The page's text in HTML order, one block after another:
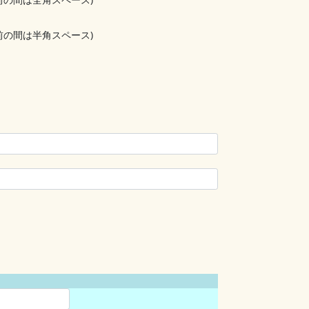
間は半角スペース)